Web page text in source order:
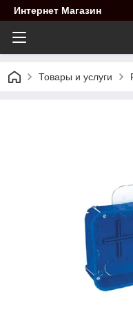
Интернет Магазин
Товары и услуги